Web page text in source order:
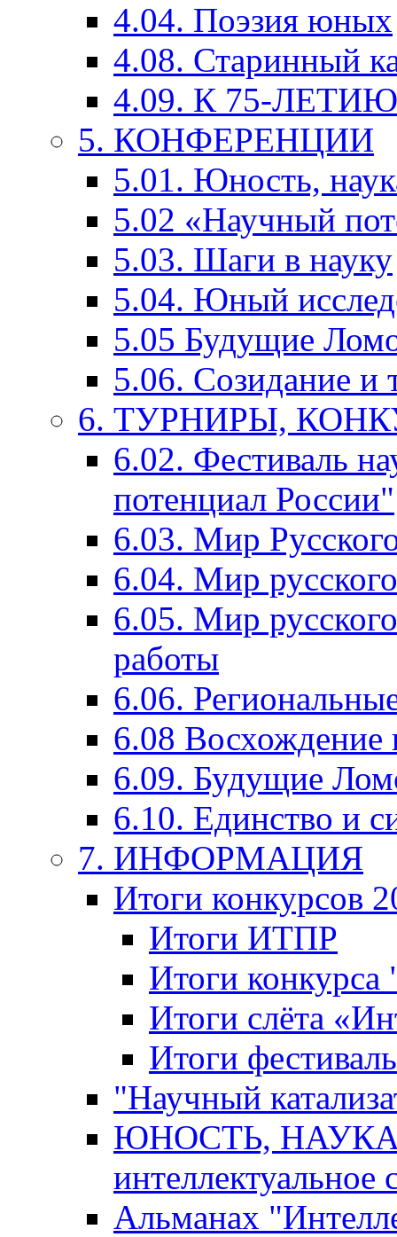
4.04. Поэзия юных
4.08. Старинный
4.09. К 75-
5. КОНФЕРЕНЦИИ
5.01. Юность,
5.02 «Научный
5.03. Шаги в науку
5.04. Юный
5.05 Будущие
5.06. Созидание и
6. ТУРНИРЫ,
6.02. Фестиваль
потенциал России"
6.03. Мир
6.04. Мир
6.05. Мир
работы
6.06.
6.08 Восхождение
6.09. Будущие
6.10. Единство и
7. ИНФОРМАЦИЯ
Итоги конкурсов
Итоги ИТПР
Итоги
Итоги слёта
Итоги
"Научный
ЮНОСТЬ,
интеллектуальное
Альманах